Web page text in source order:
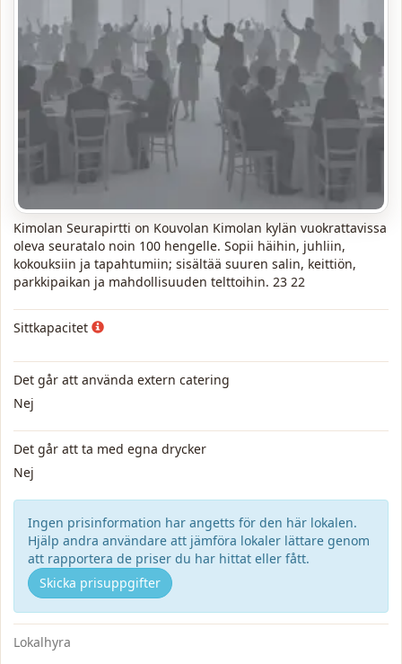
Kimolan Seurapirtti on Kouvolan Kimolan kylän vuokrattavissa
oleva seuratalo noin 100 hengelle. Sopii häihin, juhliin,
kokouksiin ja tapahtumiin; sisältää suuren salin, keittiön,
parkkipaikan ja mahdollisuuden telttoihin. 23 22
Sittkapacitet
Det går att använda extern catering
Nej
Det går att ta med egna drycker
Nej
Ingen prisinformation har angetts för den här lokalen.
Hjälp andra användare att jämföra lokaler lättare genom
att rapportera de priser du har hittat eller fått.
Skicka prisuppgifter
Lokalhyra